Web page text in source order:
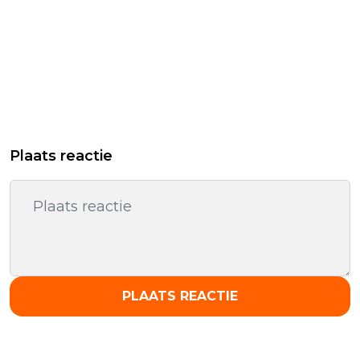
Plaats reactie
PLAATS REACTIE